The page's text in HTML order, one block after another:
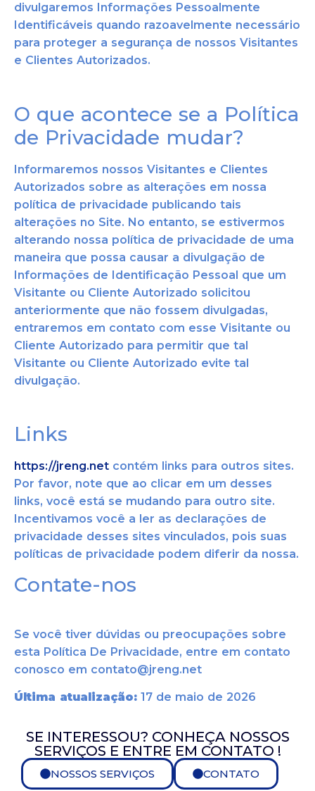
divulgaremos Informações Pessoalmente
Identificáveis quando razoavelmente necessário
para proteger a segurança de nossos Visitantes
e Clientes Autorizados.
O que acontece se a Política
de Privacidade mudar?
Informaremos nossos Visitantes e Clientes
Autorizados sobre as alterações em nossa
política de privacidade publicando tais
alterações no Site. No entanto, se estivermos
alterando nossa política de privacidade de uma
maneira que possa causar a divulgação de
Informações de Identificação Pessoal que um
Visitante ou Cliente Autorizado solicitou
anteriormente que não fossem divulgadas,
entraremos em contato com esse Visitante ou
Cliente Autorizado para permitir que tal
Visitante ou Cliente Autorizado evite tal
divulgação.
Links
https://jreng.net contém links para outros sites.
Por favor, note que ao clicar em um desses
links, você está se mudando para outro site.
Incentivamos você a ler as declarações de
privacidade desses sites vinculados, pois suas
políticas de privacidade podem diferir da nossa.
Contate-nos
Se você tiver dúvidas ou preocupações sobre
esta Política De Privacidade, entre em contato
conosco em contato@jreng.net
Última atualização: 17 de maio de 2026
SE INTERESSOU? CONHEÇA NOSSOS
SERVIÇOS E ENTRE EM CONTATO !
NOSSOS SERVIÇOS CONTATO